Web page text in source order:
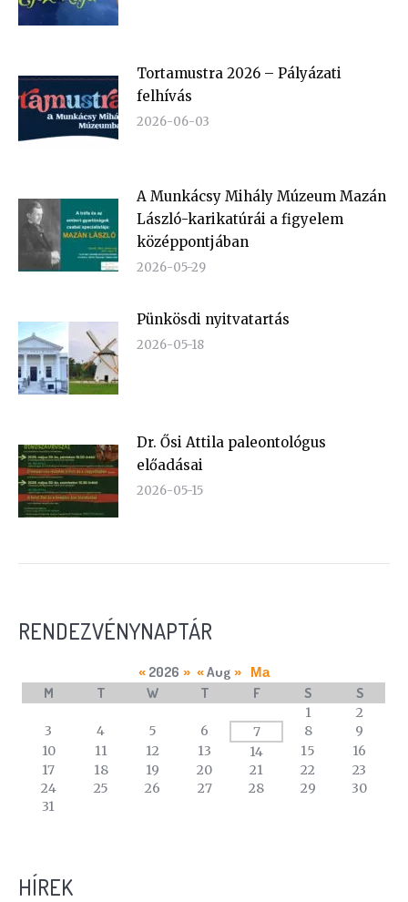
Tortamustra 2026 – Pályázati
felhívás
2026-06-03
A Munkácsy Mihály Múzeum Mazán
László-karikatúrái a figyelem
középpontjában
2026-05-29
Pünkösdi nyitvatartás
2026-05-18
Dr. Ősi Attila paleontológus
előadásai
2026-05-15
RENDEZVÉNYNAPTÁR
calendar
events
« 2026 » « Aug » Ma
M T W T F S S
1
2
3
4 5 6 7 8
9
10
11 12 13 14 15
16
17
18 19 20 21 22
23
24
25 26 27 28 29
30
31
HÍREK